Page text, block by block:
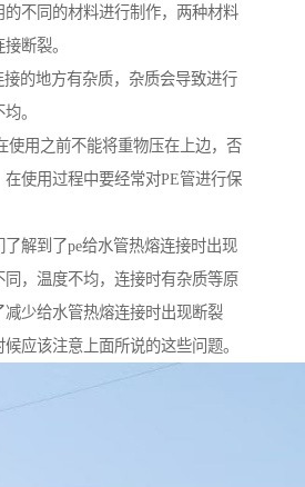
不同的材料进行制作，两种材料
断裂。
接的地方有杂质，杂质会导致进行
。
使用之前不能将重物压在上边，否
使用过程中要经常对PE管进行保
解到了pe给水管热熔连接时出现
同，温度不均，连接时有杂质等原
减少给水管热熔连接时出现断裂
应该注意上面所说的这些问题。